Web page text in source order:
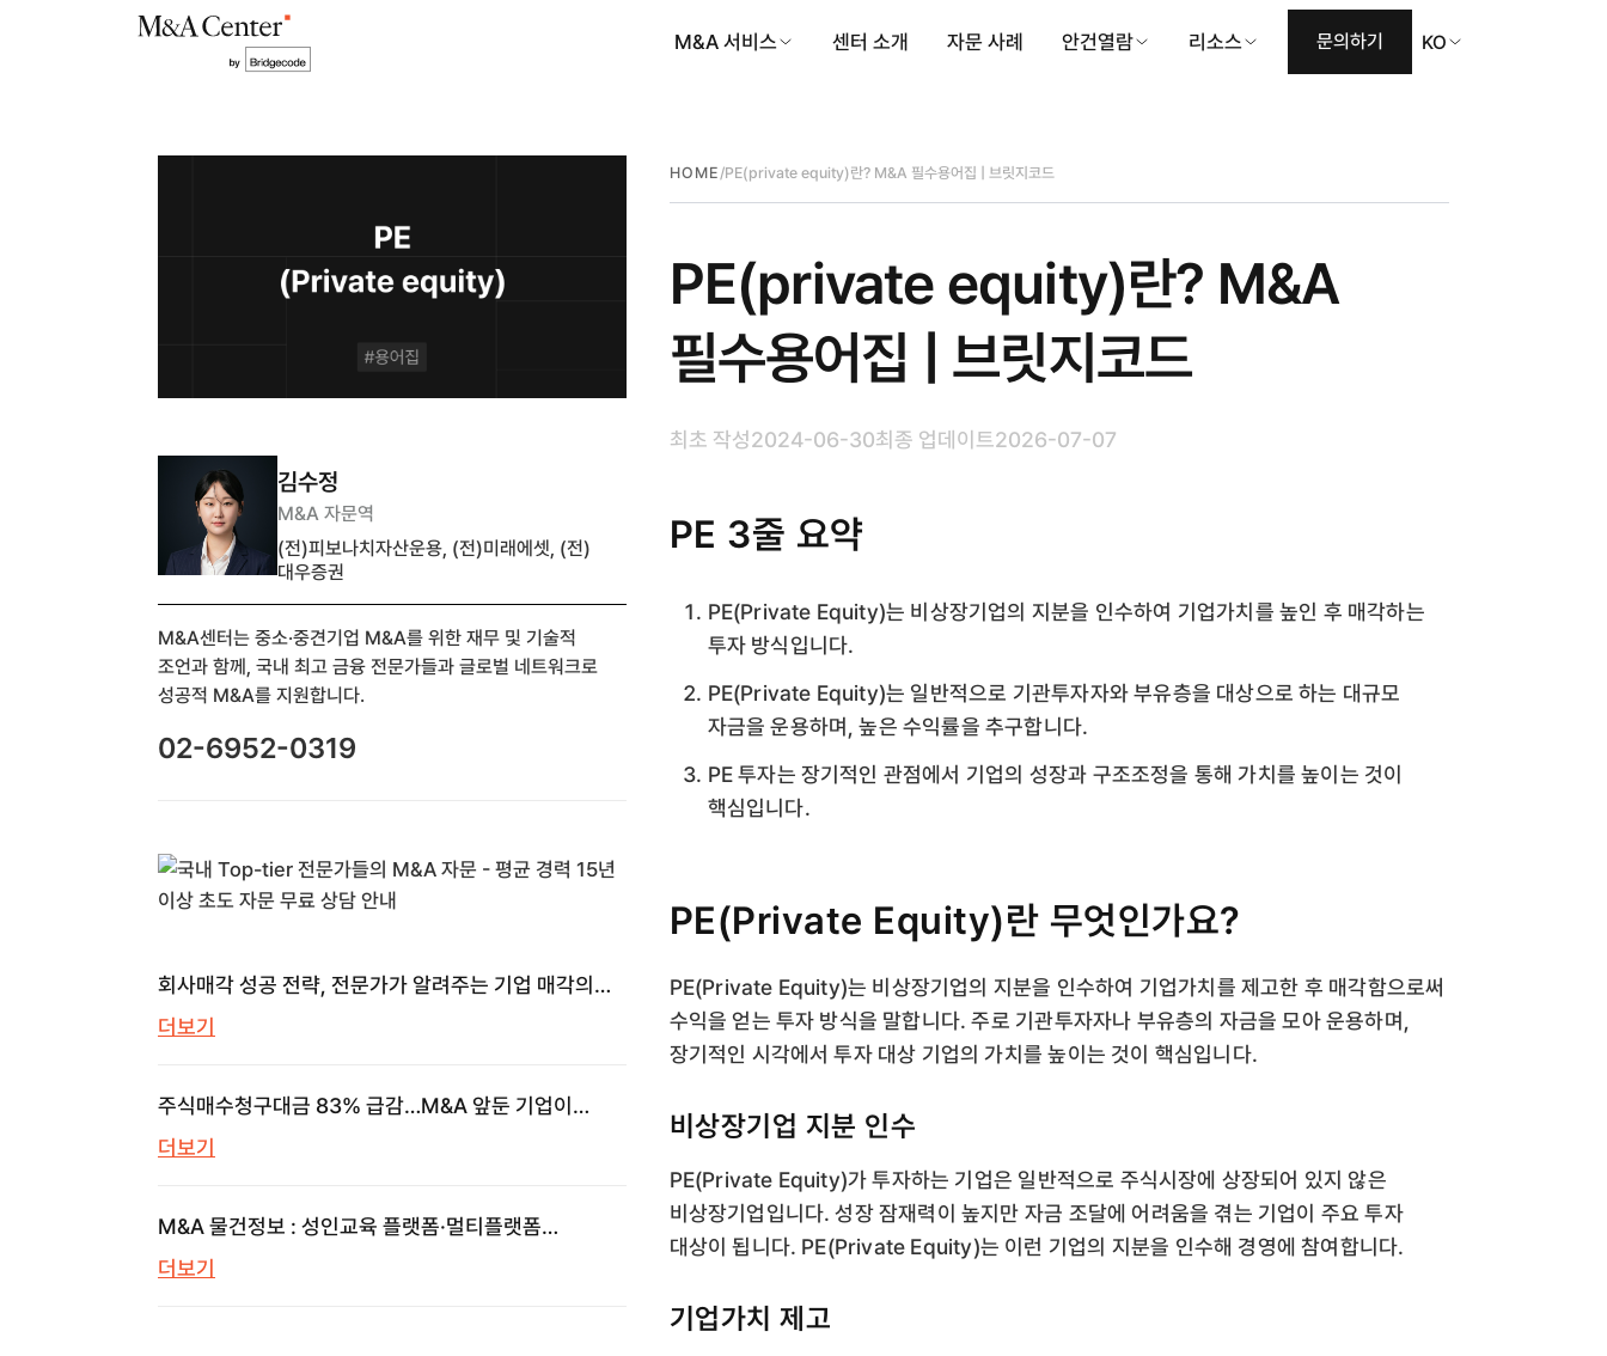
M&A 서비스 센터 소개 자문 사례 안건열람 리소스 문의하기 KO
김수정
M&A 자문역
(전)피보나치자산운용, (전)미래에셋, (전)
대우증권
M&A센터는 중소·중견기업 M&A를 위한 재무 및 기술적
조언과 함께, 국내 최고 금융 전문가들과 글로벌 네트워크로
성공적 M&A를 지원합니다.
02-6952-0319
회사매각 성공 전략, 전문가가 알려주는 기업 매각의
모든 것 | M&A센터 | M&A 센터
더보기
주식매수청구대금 83% 급감…M&A 앞둔 기업이
놓치면 안 될 신호
더보기
M&A 물건정보 : 성인교육 플랫폼·멀티플랫폼
의류쇼핑몰·프롭테크 | 브릿지코드 M&A센터·
더보기
HOME /PE(private equity)란? M&A 필수용어집 | 브릿지코드
PE(private equity)란? M&A
필수용어집 | 브릿지코드
최초 작성2024-06-30최종 업데이트2026-07-07
PE 3줄 요약
PE(Private Equity)는 비상장기업의 지분을 인수하여 기업가치를 높인 후 매각하는
투자 방식입니다.
PE(Private Equity)는 일반적으로 기관투자자와 부유층을 대상으로 하는 대규모
자금을 운용하며, 높은 수익률을 추구합니다.
PE 투자는 장기적인 관점에서 기업의 성장과 구조조정을 통해 가치를 높이는 것이
핵심입니다.
PE(Private Equity)란 무엇인가요?
PE(Private Equity)는 비상장기업의 지분을 인수하여 기업가치를 제고한 후 매각함으로써
수익을 얻는 투자 방식을 말합니다. 주로 기관투자자나 부유층의 자금을 모아 운용하며,
장기적인 시각에서 투자 대상 기업의 가치를 높이는 것이 핵심입니다.
비상장기업 지분 인수
PE(Private Equity)가 투자하는 기업은 일반적으로 주식시장에 상장되어 있지 않은
비상장기업입니다. 성장 잠재력이 높지만 자금 조달에 어려움을 겪는 기업이 주요 투자
대상이 됩니다. PE(Private Equity)는 이런 기업의 지분을 인수해 경영에 참여합니다.
기업가치 제고